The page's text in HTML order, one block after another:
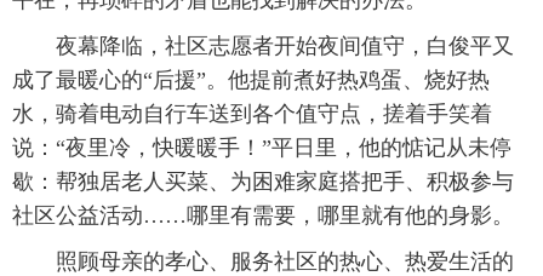
夜幕降临，社区志愿者开始夜间值守，白俊平又
成了最暖心的“后援”。他提前煮好热鸡蛋、烧好热
水，骑着电动自行车送到各个值守点，搓着手笑着
说：“夜里冷，快暖暖手！”平日里，他的惦记从未停
歇：帮独居老人买菜、为困难家庭搭把手、积极参与
社区公益活动……哪里有需要，哪里就有他的身影。
照顾母亲的孝心、服务社区的热心、热爱生活的